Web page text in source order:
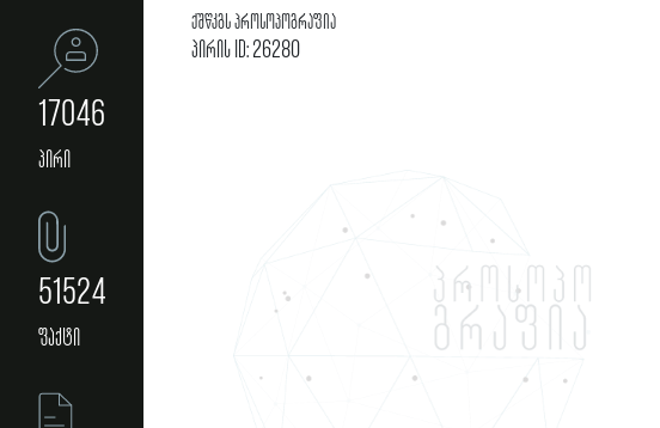
17046
პირი
51524
ფაქტი
ქშწკგს პროსოპოგრაფია
პირის ID: 26280